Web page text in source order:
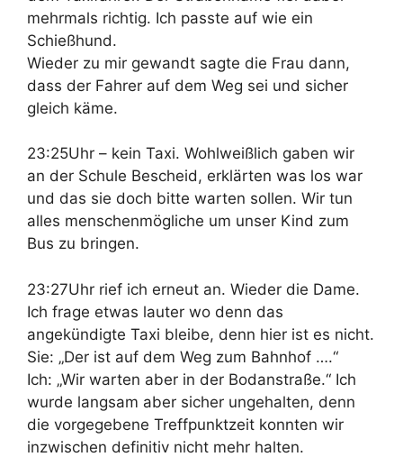
mehrmals richtig. Ich passte auf wie ein
Schießhund.
Wieder zu mir gewandt sagte die Frau dann,
dass der Fahrer auf dem Weg sei und sicher
gleich käme.
23:25Uhr – kein Taxi. Wohlweißlich gaben wir
an der Schule Bescheid, erklärten was los war
und das sie doch bitte warten sollen. Wir tun
alles menschenmögliche um unser Kind zum
Bus zu bringen.
23:27Uhr rief ich erneut an. Wieder die Dame.
Ich frage etwas lauter wo denn das
angekündigte Taxi bleibe, denn hier ist es nicht.
Sie: „Der ist auf dem Weg zum Bahnhof ….“
Ich: „Wir warten aber in der Bodanstraße.“ Ich
wurde langsam aber sicher ungehalten, denn
die vorgegebene Treffpunktzeit konnten wir
inzwischen definitiv nicht mehr halten.